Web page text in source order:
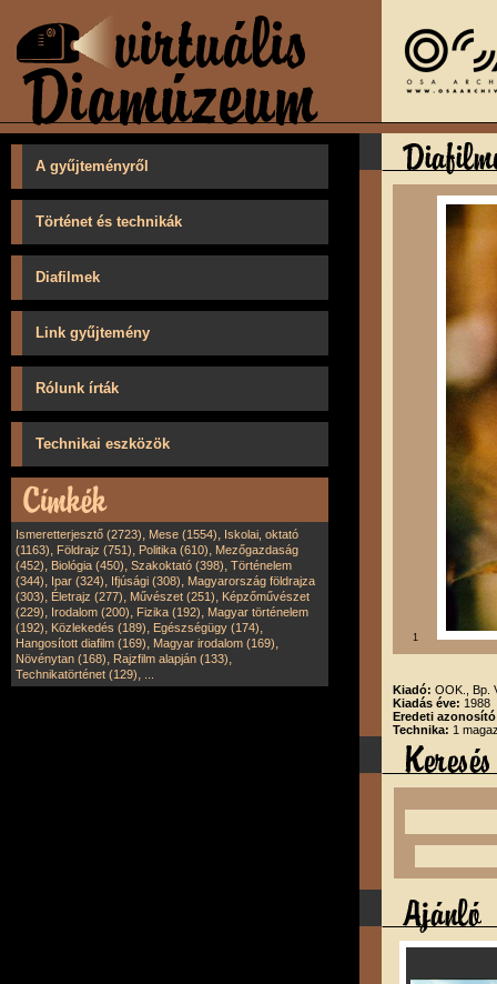
A gyűjteményről
Történet és technikák
Diafilmek
Link gyűjtemény
Rólunk írták
Technikai eszközök
Ismeretterjesztő (2723), Mese (1554), Iskolai, oktató
(1163), Földrajz (751), Politika (610), Mezőgazdaság
(452), Biológia (450), Szakoktató (398), Történelem
(344), Ipar (324), Ifjúsági (308), Magyarország földrajza
(303), Életrajz (277), Művészet (251), Képzőművészet
(229), Irodalom (200), Fizika (192), Magyar történelem
(192), Közlekedés (189), Egészségügy (174),
Hangosított diafilm (169), Magyar irodalom (169),
Növénytan (168), Rajzfilm alapján (133),
Technikatörténet (129),
1
Kiadó: OOK., Bp.
Kiadás éve: 1988
Eredeti
Technika: 1